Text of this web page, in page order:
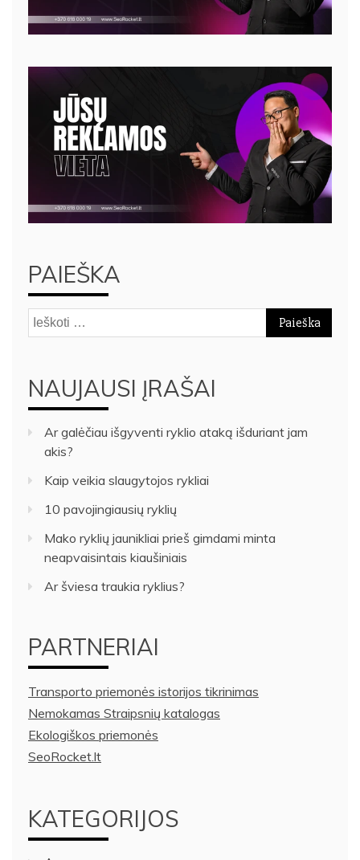
PAIEŠKA
Ieškoti:
NAUJAUSI ĮRAŠAI
Ar galėčiau išgyventi ryklio ataką išduriant jam
akis?
Kaip veikia slaugytojos rykliai
10 pavojingiausių ryklių
Mako ryklių jaunikliai prieš gimdami minta
neapvaisintais kiaušiniais
Ar šviesa traukia ryklius?
PARTNERIAI
Transporto priemonės istorijos tikrinimas
Nemokamas Straipsnių katalogas
Ekologiškos priemonės
SeoRocket.lt
KATEGORIJOS